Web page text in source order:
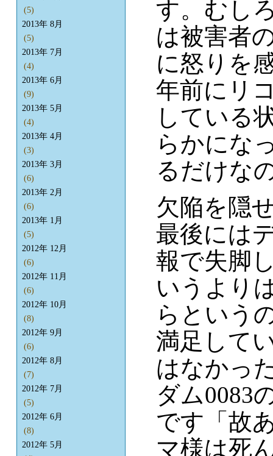
す。むし
は被害者
に怒りを
年前にリ
している
らかにな
るだけな
欠陥を隠
最後には
報で失脚
いうより
らという
満足して
はなかっ
ダム0083
です「故
マ様は死
(5)
2013年 8月
(5)
2013年 7月
(4)
2013年 6月
(9)
2013年 5月
(4)
2013年 4月
(3)
2013年 3月
(6)
2013年 2月
(6)
2013年 1月
(5)
2012年 12月
(6)
2012年 11月
(6)
2012年 10月
(8)
2012年 9月
(6)
2012年 8月
(7)
2012年 7月
(5)
2012年 6月
(8)
2012年 5月